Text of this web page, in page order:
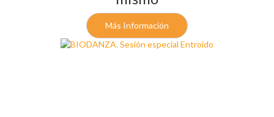
Más Información